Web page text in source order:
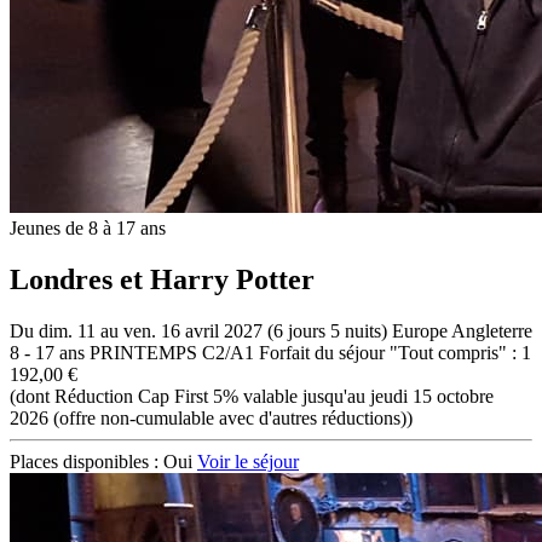
Jeunes de 8 à 17 ans
Londres et Harry Potter
Du dim. 11 au ven. 16 avril 2027 (6 jours 5 nuits) Europe Angleterre
8 - 17 ans PRINTEMPS C2/A1 Forfait du séjour "Tout compris" : 1
192,00 €
(dont Réduction Cap First 5% valable jusqu'au jeudi 15 octobre
2026 (offre non-cumulable avec d'autres réductions))
Places disponibles : Oui Voir le séjour